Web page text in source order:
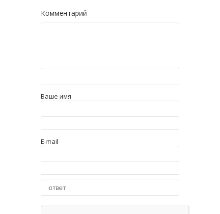
Комментарий
Ваше имя
E-mail